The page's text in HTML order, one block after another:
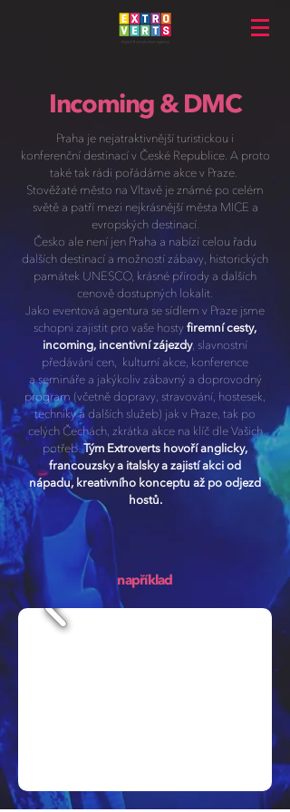
Incoming & DMC
Praha je nejatraktivnější turistickou i
konferenční destinací v České Republice. A proto
také tak rádi pořádáme akce v Praze.
Stověžaté město na Vltavě je známé po celém
světě a patří mezi nejkrásnější města MICE a
evropských destinací.
Česko ale není jen Praha a nabízí celou řadu
dalších destinací a možností zábavy, historických
památek UNESCO, krásné přírody a dalších
cenově dostupných lokalit.
Jako eventová agentura se sídlem v Praze jsme
schopni zajistit pro vaše hosty firemní cesty,
incoming, incentivní zájezdy, slavnostní
předávání cen, kulturní akce, konference
a semináře a jakýkoliv zábavný a doprovodný
program (včetně dopravy, stravování, hostesek,
techniky a dalších služeb) jak v Praze, tak po
celých Čechách, zkrátka akce na klíč dle Vašich
potřeb.Tým Extroverts hovoří anglicky,
francouzsky a italsky a zajistí akci od
nápadu, kreativního konceptu až po odjezd
hostů.
například